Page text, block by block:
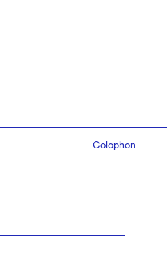
Colophon
Design:Marcel